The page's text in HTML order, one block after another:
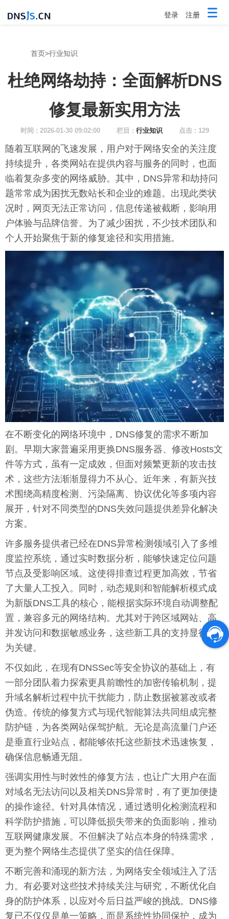
登录 注册
首页 >行业知识
杜绝网络劫持：全面解析DNS
修复最新实用方法
时间 : 2026-01-30 09:02:00 栏目 : 行业知识 点击 : 129
随着互联网的飞速发展，用户对于网络安全的关注度
持续提升，各类网站在提供内容与服务的同时，也面
临着复杂多变的网络威胁。其中，DNS异常和劫持问
题常常成为困扰无数站长和企业的难题。出现此类状
况时，网页无法正常访问，信息传递被截断，影响用
户体验与品牌信誉。为了减少困扰，不少技术团队和
个人开始聚焦于新的修复途径和实用措施。
在不断变化的网络环境中，DNS修复的需求不断加
剧。早期大家普遍采用更换DNS服务器、修改Hosts文
件等方式，虽有一定成效，但面对频繁更新的攻击技
术，这些方法渐渐显得力不从心。近年来，有新兴技
术围绕高精度检测、污染隔离、协议优化等多项内容
展开，针对不同类型的DNS失效问题提供差异化解决
方案。
许多服务提供者已经在DNS异常检测领域引入了多维
度监控系统，通过实时数据分析，能够快速定位问题
节点及受影响区域。这使得排查过程更加高效，节省
了大量人工投入。同时，动态规则和智能解析模式成
为新版DNS工具的核心，能根据实际环境自动调整配
置，兼容多元的网络结构。尤其对于跨区域网站、高
并发访问和数据敏感业务，这些新工具的支持显得尤
为关键。
不仅如此，在现有DNSSec等安全协议的基础上，有
一部分团队着力探索更具前瞻性的加密传输机制，提
升域名解析过程中抗干扰能力，防止数据被篡改或者
伪造。传统的修复方式与现代智能算法共同组成完整
防护链，为各类网站保驾护航。无论是高流量门户还
是垂直行业站点，都能够依托这些新技术迅速恢复，
确保信息畅通无阻。
强调实用性与时效性的修复方法，也让广大用户在面
对域名无法访问以及相关DNS异常时，有了更加便捷
的操作途径。针对具体情况，通过透明化检测流程和
科学防护措施，可以降低损失带来的负面影响，推动
互联网健康发展。不但解决了站点本身的特殊需求，
更为整个网络生态提供了坚实的信任保障。
不断完善和涌现的新方法，为网络安全领域注入了活
力。有必要对这些技术持续关注与研究，不断优化自
身的防护体系，以应对今后日益严峻的挑战。DNS修
复已不仅仅是单一策略，而是系统性协同保护，成为